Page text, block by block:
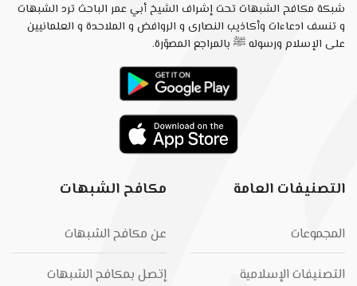
شبكة مكافح الشبهات تحت إشراف الشيخ أبي عمر الباحث ترد الشبهات
و تنسف ادعاءات وأكاذيب النصارى و الروافض و الملاحدة و العلمانيين
على الإسلام ورسوله ﷺ بالمراجع المصوّرة.
التصنيفات العامة
المجموعات
التصنيفات الإسلامية
مكافح الشبهات
عن مكافح الشبهات
إتصل بمكافح الشبهات